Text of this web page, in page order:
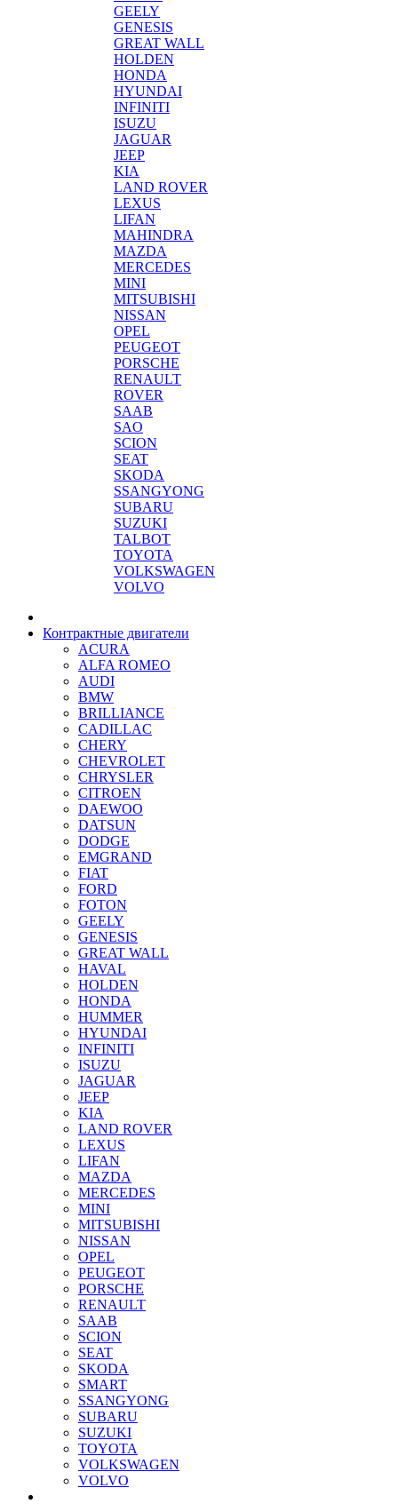
GEELY
GENESIS
GREAT WALL
HOLDEN
HONDA
HYUNDAI
INFINITI
ISUZU
JAGUAR
JEEP
KIA
LAND ROVER
LEXUS
LIFAN
MAHINDRA
MAZDA
MERCEDES
MINI
MITSUBISHI
NISSAN
OPEL
PEUGEOT
PORSCHE
RENAULT
ROVER
SAAB
SAO
SCION
SEAT
SKODA
SSANGYONG
SUBARU
SUZUKI
TALBOT
TOYOTA
VOLKSWAGEN
VOLVO
Контрактные двигатели
ACURA
ALFA ROMEO
AUDI
BMW
BRILLIANCE
CADILLAC
CHERY
CHEVROLET
CHRYSLER
CITROEN
DAEWOO
DATSUN
DODGE
EMGRAND
FIAT
FORD
FOTON
GEELY
GENESIS
GREAT WALL
HAVAL
HOLDEN
HONDA
HUMMER
HYUNDAI
INFINITI
ISUZU
JAGUAR
JEEP
KIA
LAND ROVER
LEXUS
LIFAN
MAZDA
MERCEDES
MINI
MITSUBISHI
NISSAN
OPEL
PEUGEOT
PORSCHE
RENAULT
SAAB
SCION
SEAT
SKODA
SMART
SSANGYONG
SUBARU
SUZUKI
TOYOTA
VOLKSWAGEN
VOLVO